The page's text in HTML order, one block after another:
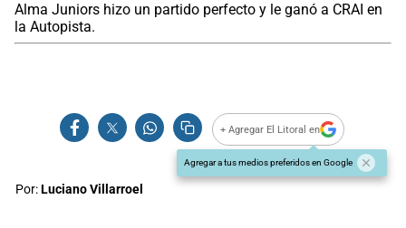
Alma Juniors hizo un partido perfecto y le ganó a CRAI en
la Autopista.
+ Agregar El Litoral en
Agregar a tus medios preferidos en Google
Por:Luciano Villarroel